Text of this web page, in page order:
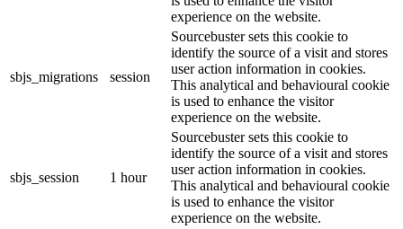
experience on the website.
sbjs_migrations session
Sourcebuster sets this cookie to
identify the source of a visit and stores
user action information in cookies.
This analytical and behavioural cookie
is used to enhance the visitor
experience on the website.
sbjs_session 1 hour
Sourcebuster sets this cookie to
identify the source of a visit and stores
user action information in cookies.
This analytical and behavioural cookie
is used to enhance the visitor
experience on the website.